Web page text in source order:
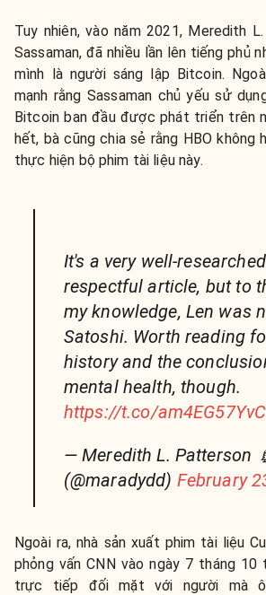
Tuy nhiên, vào năm 2021, Meredith
Sassaman, đã nhiều lần lên tiếng phủ
mình là người sáng lập Bitcoin.
mạnh rằng Sassaman chủ yếu sử
Bitcoin ban đầu được phát triển trên
hết, bà cũng chia sẻ rằng HBO không
thực hiện bộ phim tài liệu này.
It's a very well-
respectful article, but to
my knowledge, Len was
Satoshi. Worth reading
history and the
mental health, though.
https://t.co/am4EG57YvC
— Meredith L. Patterson
(@maradydd) February
Ngoài ra, nhà sản xuất phim tài liệu
phỏng vấn CNN vào ngày 7 tháng
trực tiếp đối mặt với người mà